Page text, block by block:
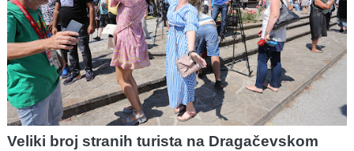
Veliki broj stranih turista na Dragačevskom